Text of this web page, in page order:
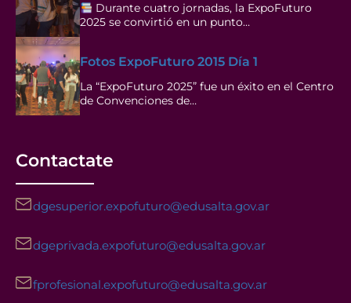
Durante cuatro jornadas, la ExpoFuturo
2025 se convirtió en un punto…
Fotos ExpoFuturo 2015 Día 1
La “ExpoFuturo 2025” fue un éxito en el Centro
de Convenciones de…
Contactate
dgesuperior.expofuturo@edusalta.gov.ar
dgeprivada.expofuturo@edusalta.gov.ar
fprofesional.expofuturo@edusalta.gov.ar